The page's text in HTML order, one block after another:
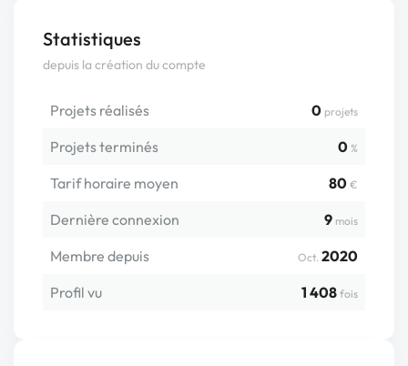
Statistiques
depuis la création du compte
Projets réalisés 0 projets
Projets terminés 0 %
Tarif horaire moyen 80 €
Dernière connexion 9 mois
Membre depuis Oct. 2020
Profil vu
1 408 fois